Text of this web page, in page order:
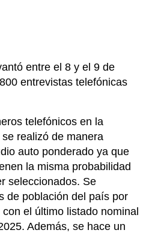
entre el 8 y el 9 de
entrevistas telefónicas
telefónicos en la
realizó de manera
auto ponderado ya que
la misma probabilidad
seleccionados. Se
de población del país por
el último listado nominal
Además, se hace un